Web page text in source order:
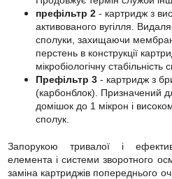
префільтр 2- картридж з
активованого вугілля.
сполуки, захищаючи
перстень в конструкції
мікробіологічну стабільність
Префільтр 3- картридж з
(карбонблок). Призначений
домішок до 1 мікрон і
сполук.
Запорукою тривалої і
елемента і системи зворотного
заміна картриджів попереднього